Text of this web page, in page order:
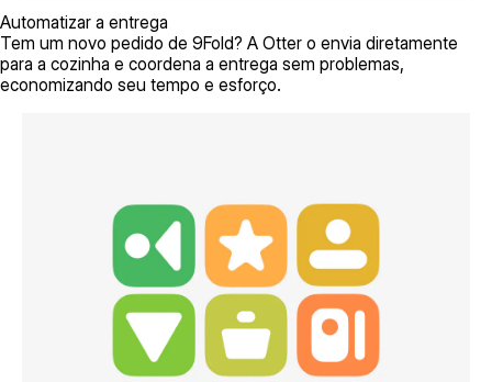
Automatizar a entrega
Tem um novo pedido de 9Fold? A Otter o envia diretamente
para a cozinha e coordena a entrega sem problemas,
economizando seu tempo e esforço.